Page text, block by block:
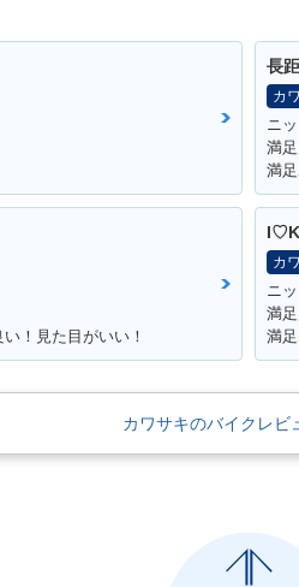
長
カ
ニ
満
満
！見た目がいい！
カ
ニ
満
満
カワサキのバイクレビ